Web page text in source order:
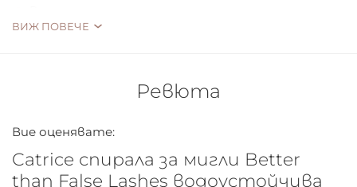
предлага драматичен обем, сензационна дължина и
екстремно извити мигли. Лесна за нанасяне:
уникалната четка с троен размер, улавя всеки
ВИЖ ПОВЕЧЕ
Ревюта
Вие оценявате:
Catrice спирала за мигли Better
than False Lashes водоустойчива